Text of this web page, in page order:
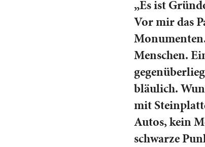
„Es ist
Vor mir das
Menschen.
bläulich.
mit
Autos, kein
schwarze